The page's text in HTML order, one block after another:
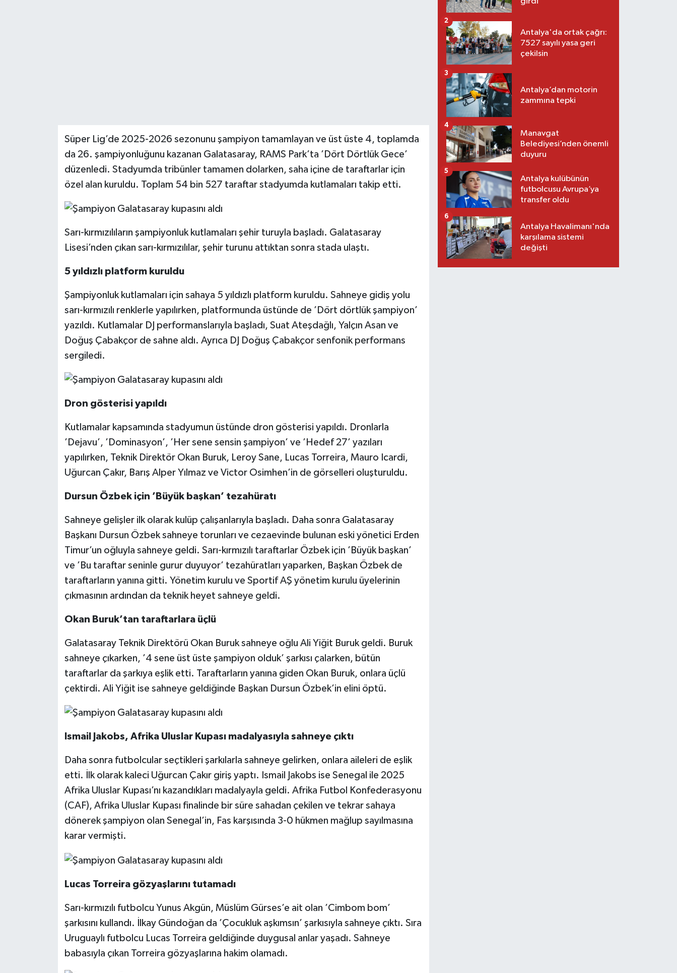
Süper Lig’de 2025-2026 sezonunu şampiyon tamamlayan ve üst üste 4, toplamda
da 26. şampiyonluğunu kazanan Galatasaray, RAMS Park’ta ’Dört Dörtlük Gece’
düzenledi. Stadyumda tribünler tamamen dolarken, saha içine de taraftarlar için
özel alan kuruldu. Toplam 54 bin 527 taraftar stadyumda kutlamaları takip etti.
Sarı-kırmızılıların şampiyonluk kutlamaları şehir turuyla başladı. Galatasaray
Lisesi’nden çıkan sarı-kırmızılılar, şehir turunu attıktan sonra stada ulaştı.
5 yıldızlı platform kuruldu
Şampiyonluk kutlamaları için sahaya 5 yıldızlı platform kuruldu. Sahneye gidiş yolu
sarı-kırmızılı renklerle yapılırken, platformunda üstünde de ’Dört dörtlük şampiyon’
yazıldı. Kutlamalar DJ performanslarıyla başladı, Suat Ateşdağlı, Yalçın Asan ve
Doğuş Çabakçor de sahne aldı. Ayrıca DJ Doğuş Çabakçor senfonik performans
sergiledi.
Dron gösterisi yapıldı
Kutlamalar kapsamında stadyumun üstünde dron gösterisi yapıldı. Dronlarla
’Dejavu’, ’Dominasyon’, ’Her sene sensin şampiyon’ ve ’Hedef 27’ yazıları
yapılırken, Teknik Direktör Okan Buruk, Leroy Sane, Lucas Torreira, Mauro Icardi,
Uğurcan Çakır, Barış Alper Yılmaz ve Victor Osimhen’in de görselleri oluşturuldu.
Dursun Özbek için ’Büyük başkan’ tezahüratı
Sahneye gelişler ilk olarak kulüp çalışanlarıyla başladı. Daha sonra Galatasaray
Başkanı Dursun Özbek sahneye torunları ve cezaevinde bulunan eski yönetici Erden
Timur’un oğluyla sahneye geldi. Sarı-kırmızılı taraftarlar Özbek için ’Büyük başkan’
ve ’Bu taraftar seninle gurur duyuyor’ tezahüratları yaparken, Başkan Özbek de
taraftarların yanına gitti. Yönetim kurulu ve Sportif AŞ yönetim kurulu üyelerinin
çıkmasının ardından da teknik heyet sahneye geldi.
Okan Buruk’tan taraftarlara üçlü
Galatasaray Teknik Direktörü Okan Buruk sahneye oğlu Ali Yiğit Buruk geldi. Buruk
sahneye çıkarken, ’4 sene üst üste şampiyon olduk’ şarkısı çalarken, bütün
taraftarlar da şarkıya eşlik etti. Taraftarların yanına giden Okan Buruk, onlara üçlü
çektirdi. Ali Yiğit ise sahneye geldiğinde Başkan Dursun Özbek’in elini öptü.
Ismail Jakobs, Afrika Uluslar Kupası madalyasıyla sahneye çıktı
Daha sonra futbolcular seçtikleri şarkılarla sahneye gelirken, onlara aileleri de eşlik
etti. İlk olarak kaleci Uğurcan Çakır giriş yaptı. Ismail Jakobs ise Senegal ile 2025
Afrika Uluslar Kupası’nı kazandıkları madalyayla geldi. Afrika Futbol Konfederasyonu
(CAF), Afrika Uluslar Kupası finalinde bir süre sahadan çekilen ve tekrar sahaya
dönerek şampiyon olan Senegal’in, Fas karşısında 3-0 hükmen mağlup sayılmasına
karar vermişti.
Lucas Torreira gözyaşlarını tutamadı
Sarı-kırmızılı futbolcu Yunus Akgün, Müslüm Gürses’e ait olan ’Cimbom bom’
şarkısını kullandı. İlkay Gündoğan da ’Çocukluk aşkımsın’ şarkısıyla sahneye çıktı. Sıra
Uruguaylı futbolcu Lucas Torreira geldiğinde duygusal anlar yaşadı. Sahneye
babasıyla çıkan Torreira gözyaşlarına hakim olamadı.
Antalya'da ortak çağrı:
7527 sayılı yasa geri
çekilsin
2
Antalya’dan motorin
zammına tepki
3
Manavgat
Belediyesi’nden önemli
duyuru
4
Antalya kulübünün
futbolcusu Avrupa’ya
transfer oldu
5
Antalya Havalimanı'nda
karşılama sistemi
değişti
6
RESMİ İLAN